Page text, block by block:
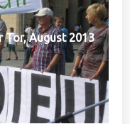
Tor, August 2013